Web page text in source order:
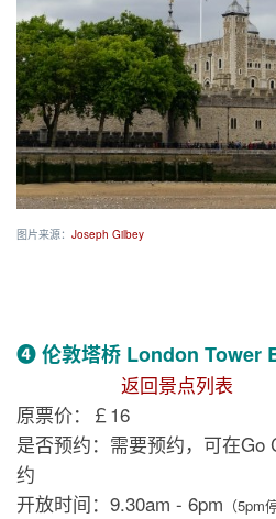
图片来源： Joseph Gilbey
❹ 伦敦塔桥 London Tower
返回景点列表
原票价：￡16
是否预约：需要预约，可在Go
约
开放时间：9.30am - 6pm （5pm